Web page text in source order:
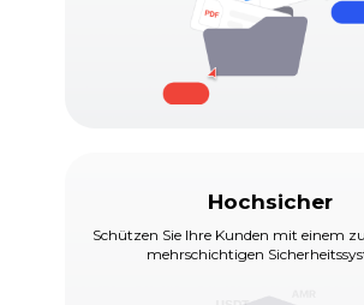
Schützen Sie Ihre Kunden mit einem
mehrschichtigen
Hochsicher